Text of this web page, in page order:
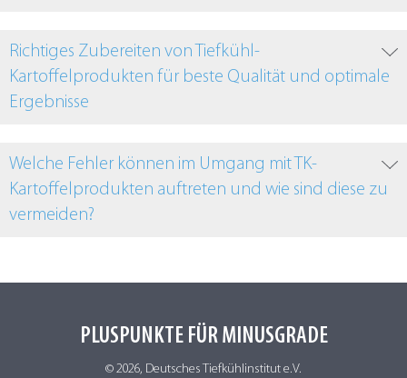
Richtiges Zubereiten von Tiefkühl-
Kartoffelprodukten für beste Qualität und optimale
Ergebnisse
Welche Fehler können im Umgang mit TK-
Kartoffelprodukten auftreten und wie sind diese zu
vermeiden?
PLUSPUNKTE FÜR MINUSGRADE
© 2026, Deutsches Tiefkühlinstitut e.V.